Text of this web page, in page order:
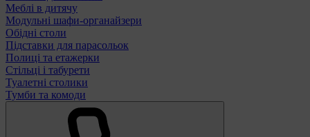
Меблі в дитячу
Модульні шафи-органайзери
Обідні столи
Підставки для парасольок
Полиці та етажерки
Стільці і табурети
Туалетні столики
Тумби та комоди